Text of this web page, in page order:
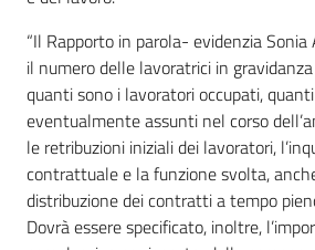
“Il Rapporto in parola- evidenzia
il numero delle lavoratrici in
quanti sono i lavoratori occupati,
eventualmente assunti nel corso
le retribuzioni iniziali dei lavoratori,
contrattuale e la funzione svolta,
distribuzione dei contratti a tempo
Dovrà essere specificato, inoltre,